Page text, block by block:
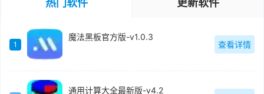
热门软件 更新软件
1
魔法黑板官方版-v1.0.3
查看详情
通用计算大全最新版-v4.2